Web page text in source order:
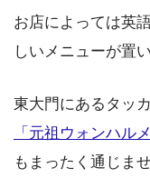
お店によっては英
しいメニューが置
東大門にあるタッ
「元祖ウォンハル
もまったく通じま